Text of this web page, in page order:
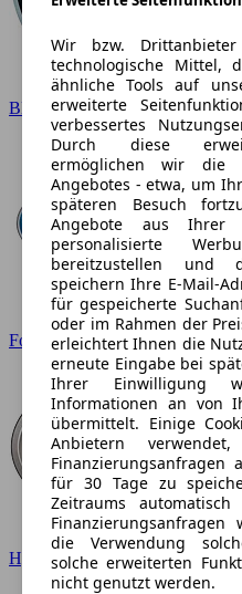
BMW
Ford
Hyundai
Wir bzw.
technologische Mittel,
ähnliche Tools auf
erweiterte
verbessertes
Durch diese
ermöglichen wir die
Angebotes - etwa, um
späteren Besuch
Angebote aus Ihrer
personalisierte
bereitzustellen und
speichern Ihre E-Mail-
für gespeicherte
oder im Rahmen der
erleichtert Ihnen die
erneute Eingabe bei
Ihrer Einwilligung
Informationen an von
übermittelt. Einige
Anbietern
Finanzierungsanfragen
für 30 Tage zu
Zeitraums
Finanzierungsanfragen
die Verwendung
solche erweiterten
nicht genutzt werden.